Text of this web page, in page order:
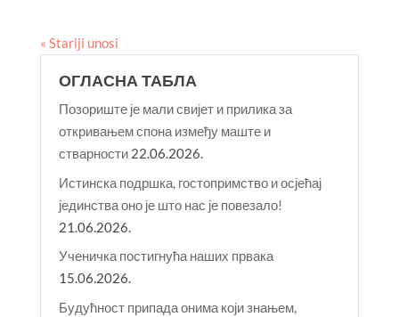
« Stariji unosi
ОГЛАСНА ТАБЛА
Позориште је мали свијет и прилика за
откривањем спона између маште и
стварности 22.06.2026.
Истинска подршка, гостопримство и осјећај
јединства оно је што нас је повезало!
21.06.2026.
Ученичка постигнућа наших првака
15.06.2026.
Будућност припада онима који знањем,